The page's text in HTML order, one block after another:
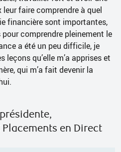
faire comprendre à quel
financière sont importantes,
comprendre pleinement le
a été un peu difficile, je
qu’elle m’a apprises et
qui m’a fait devenir la
en Direct